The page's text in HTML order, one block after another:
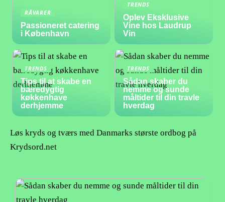
RÅVARER
Passioneret catering
i København
TRENDS
Oplev Eksklusive
Vine hos Laudrup
Vin
TRENDS
Tips til at skabe en
bæredygtig
køkkenhave
derhjemme
TRENDS
Sådan skaber du
nemme og sunde
måltider til din travle
hverdag
Løs kryds og tværs med Danmarks største ordbog på
Krydsord.net